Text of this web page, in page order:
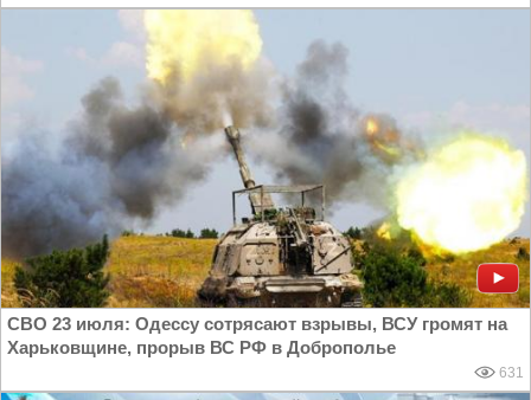
СВО 23 июля: Одессу сотрясают взрывы, ВСУ громят на
Харьковщине, прорыв ВС РФ в Доброполье
631